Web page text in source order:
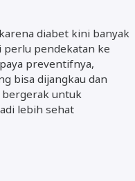
diabet kini banyak
perlu pendekatan ke
preventifnya,
bisa dijangkau dan
bergerak untuk
lebih sehat